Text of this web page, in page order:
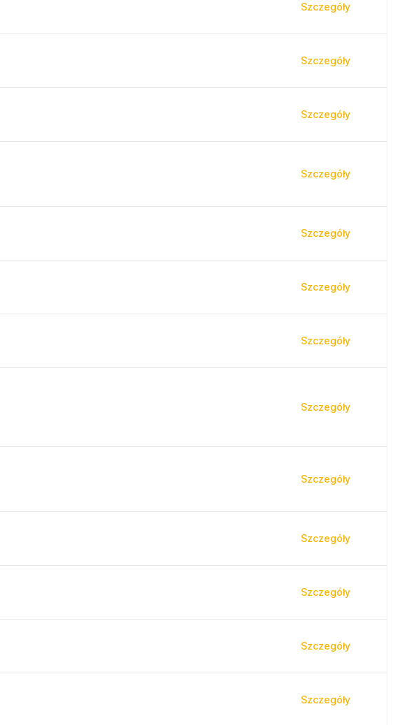
Szczegóły
Szczegóły
Szczegóły
Szczegóły
Szczegóły
Szczegóły
Szczegóły
Szczegóły
Szczegóły
Szczegóły
Szczegóły
Szczegóły
Szczegóły